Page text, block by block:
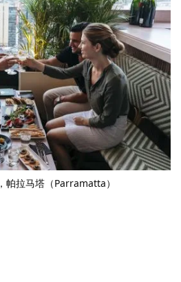
，帕拉马塔（Parramatta）